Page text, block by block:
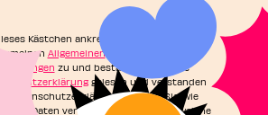
Kästchen ankreuzen, stimmen Sie
Allgemeinen
zu und bestätigen, dass Sie
gelesen und verstanden
Datenschutzerklärung erfahren Sie, wie
Daten verarbeitet werden und welche